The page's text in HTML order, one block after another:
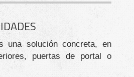
una solución concreta, en
puertas de portal o